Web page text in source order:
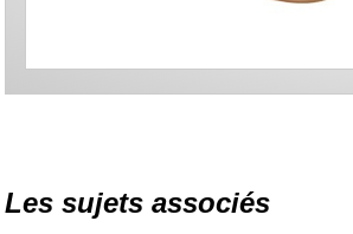
Les sujets associés